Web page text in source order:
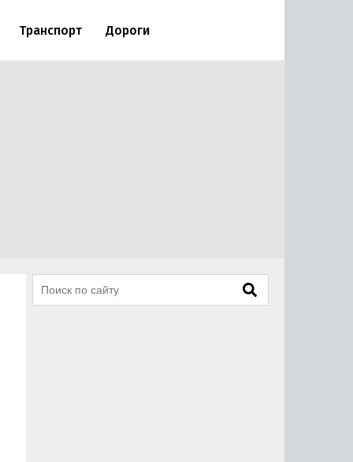
Транспорт Дороги